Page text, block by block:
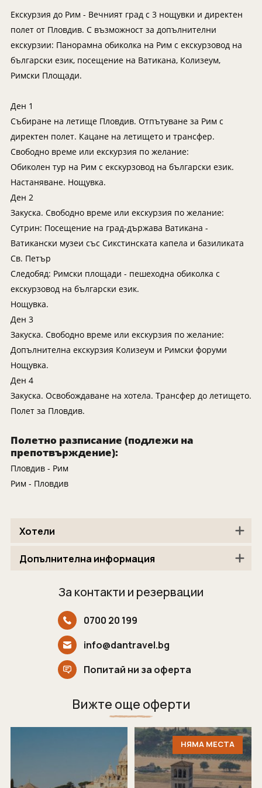
Екскурзии в Катар
Екскурзии в Непал
Екскурзии в Полша
Екскурзии в Сърбия
Екскурзии в Унгария
Екскурзии в Нидерландия
Екскурзии в Чехия
Екскурзии в Йордания
Екскурзии в Малта
Екскурзии в Португалия
Екскурзии в Румъния
Екскурзии в Северна Македония
Екскурзии в Словения
Екскурзии във Франция
Екскурзии в Хърватия
Екскурзия в Египет
Екскурзии България
Екскурзии във Финландия
Екскурзии в Шотландия
Екскурзии в Русия
Екскурзии в Исландия
Екскурзии в Азербайджан
Екскурзии в Казакстан
Екскурзии в Нигерия
Екскурзии в Норвегия
Екскурзии в Канада
Иран
Камбоджа
Катар
Китай
Коста Рика
Куба
Лаос
Мавриций
Малдиви
Малайзия
Мароко
Мексико
Намибия
Непал
Нова Зеландия
Оман
Панама
Парагвай
Перу
Саудитска Арабия
Сейшели
Сингапур
Танзания
Уругвай
Южна Африка
Южна Корея
Екскурзия до Рим - Вечният град с 3 нощувки и директен
полет от Пловдив. С възможност за допълнителни
екскурзии: Панорамна обиколка на Рим с екскурзовод на
български език, посещение на Ватикана, Колизеум,
Римски Площади.
Ден 1
Събиране на летище Пловдив. Отпътуване за Рим с
директен полет. Кацане на летището и трансфер.
Свободно време или екскурзия по желание:
Обиколен тур на Рим с екскурзовод на български език.
Настаняване. Нощувка.
Ден 2
Закуска. Свободно време или екскурзия по желание:
Сутрин: Посещение на град-държава Ватикана -
Ватикански музеи със Сикстинската капела и базиликата
Св. Петър
Следобяд: Римски площади - пешеходна обиколка с
екскурзовод на български език.
Нощувка.
Ден 3
Закуска. Свободно време или екскурзия по желание:
Допълнителна екскурзия Колизеум и Римски форуми
Нощувка.
Ден 4
Закуска. Освобождаване на хотела. Трансфер до летището.
Полет за Пловдив.
Полетно разписание (подлежи на
препотвърждение):
Пловдив - Рим
Рим - Пловдив
Хотели
Допълнителна информация
За контакти и резервации
0700 20 199
info@dantravel.bg
Попитай ни за оферта
Вижте още оферти
НЯМА МЕСТА